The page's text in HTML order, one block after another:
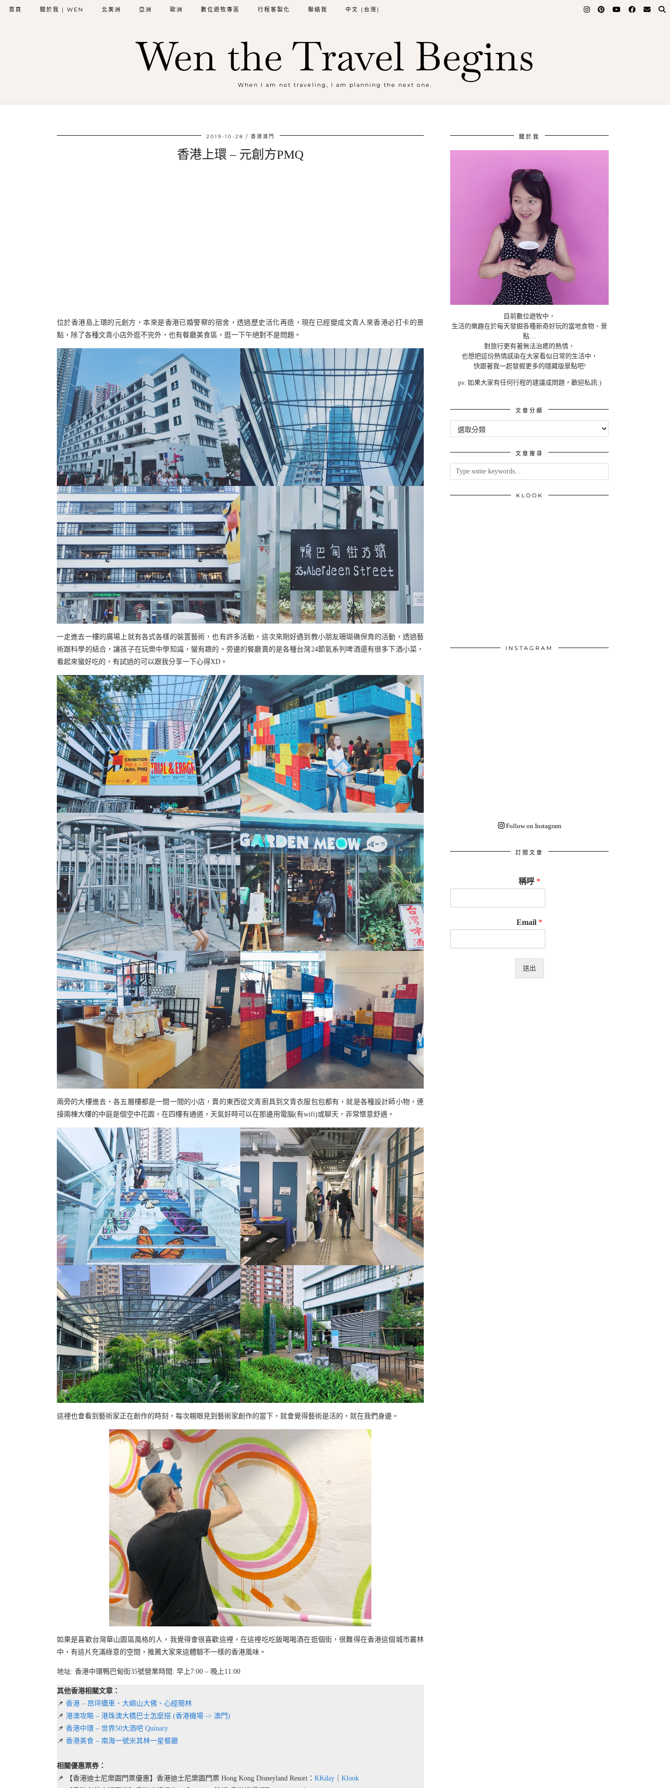
Wen the Travel Begins
When I am not traveling, I am planning the next one.
首頁 關於我 | WEN 北美洲 亞洲 歐洲 數位遊牧專區 行程客製化 聯絡我 中文 (台灣)
2019-10-28 香港澳門
香港上環 – 元創方PMQ
位於香港島上環的元創方，本來是香港已婚警察的宿舍，透過歷史活化再造，現在已經變成文青人來香港必打卡的景
點，除了各種文青小店外逛不完外，也有餐廳美食區，逛一下午絕對不是問題。
一走進去一樓的廣場上就有各式各樣的裝置藝術，也有許多活動，這次來剛好遇到教小朋友珊瑚礁保育的活動，透過藝
術跟科學的結合，讓孩子在玩樂中學知識，蠻有趣的。旁邊的餐廳賣的是各種台灣24節氣系列啤酒還有很多下酒小菜，
看起來蠻好吃的，有試過的可以跟我分享一下心得XD。
兩旁的大樓進去，各五層樓都是一間一間的小店，賣的東西從文青廚具到文青衣服包包都有，就是各種設計師小物，連
接兩棟大樓的中庭是個空中花園，在四樓有通道，天氣好時可以在那邊用電腦(有wifi)或聊天，非常愜意舒適。
這裡也會看到藝術家正在創作的時刻，每次親眼見到藝術家創作的當下，就會覺得藝術是活的，就在我們身邊。
如果是喜歡台灣華山園區風格的人，我覺得會很喜歡這裡，在這裡吃吃飯喝喝酒在逛個街，很難得在香港這個城市叢林
中，有這片充滿綠意的空間，推薦大家來這體驗不一樣的香港風味。
地址: 香港中環鴨巴甸街35號營業時間: 早上7:00 – 晚上11:00
其他香港相關文章：
📌 香港 – 昂坪纜車、大嶼山大佛、心經簡林
📌 港澳攻略 – 港珠澳大橋巴士怎麼搭 (香港機場 -> 澳門)
📌 香港中環 – 世界50大酒吧 Quinary
📌 香港美食 – 南海一號米其林一星餐廳
相關優惠票券：
📌 【香港迪士尼樂園門票優惠】香港迪士尼樂園門票 Hong Kong Disneyland Resort： KKday
Klook
關於我
目前數位遊牧中，
生活的樂趣在於每天發掘各種新奇好玩的當地食物、景
點…
對旅行更有著無法治癒的熱情，
也想把這份熱情感染在大家看似日常的生活中，
快跟著我一起發掘更多的隱藏版景點吧!
ps: 如果大家有任何行程的建議或問題，歡迎私訊:)
文章分類
類
文章搜尋
KLOOK
INSTAGRAM
Follow on Instagram
訂閱文章
稱呼 *
Email *
送出